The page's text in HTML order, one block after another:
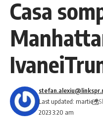
Casa
Last updated: martie 3,
2023 3:20 am